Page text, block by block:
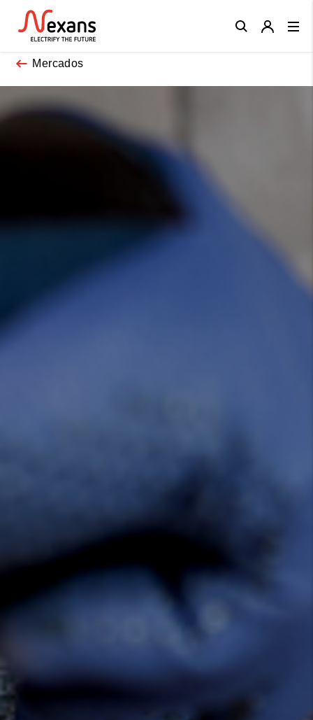
Mercados
Close